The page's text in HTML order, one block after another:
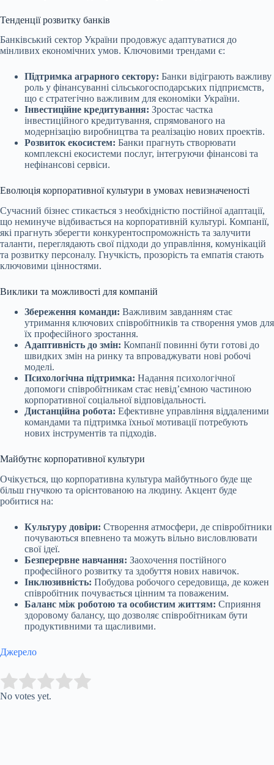
Тенденції розвитку банків
Банківський сектор України продовжує адаптуватися до
мінливих економічних умов. Ключовими трендами є:
Підтримка аграрного сектору: Банки відіграють важливу
роль у фінансуванні сільськогосподарських підприємств,
що є стратегічно важливим для економіки України.
Інвестиційне кредитування: Зростає частка
інвестиційного кредитування, спрямованого на
модернізацію виробництва та реалізацію нових проектів.
Розвиток екосистем: Банки прагнуть створювати
комплексні екосистеми послуг, інтегруючи фінансові та
нефінансові сервіси.
Еволюція корпоративної культури в умовах невизначеності
Сучасний бізнес стикається з необхідністю постійної адаптації,
що неминуче відбивається на корпоративній культурі. Компанії,
які прагнуть зберегти конкурентоспроможність та залучити
таланти, переглядають свої підходи до управління, комунікацій
та розвитку персоналу. Гнучкість, прозорість та емпатія стають
ключовими цінностями.
Виклики та можливості для компаній
Збереження команди: Важливим завданням стає
утримання ключових співробітників та створення умов для
їх професійного зростання.
Адаптивність до змін: Компанії повинні бути готові до
швидких змін на ринку та впроваджувати нові робочі
моделі.
Психологічна підтримка: Надання психологічної
допомоги співробітникам стає невід’ємною частиною
корпоративної соціальної відповідальності.
Дистанційна робота: Ефективне управління віддаленими
командами та підтримка їхньої мотивації потребують
нових інструментів та підходів.
Майбутнє корпоративної культури
Очікується, що корпоративна культура майбутнього буде ще
більш гнучкою та орієнтованою на людину. Акцент буде
робитися на:
Культуру довіри: Створення атмосфери, де співробітники
почуваються впевнено та можуть вільно висловлювати
свої ідеї.
Безперервне навчання: Заохочення постійного
професійного розвитку та здобуття нових навичок.
Інклюзивність: Побудова робочого середовища, де кожен
співробітник почувається цінним та поваженим.
Баланс між роботою та особистим життям: Сприяння
здоровому балансу, що дозволяє співробітникам бути
продуктивними та щасливими.
Джерело
Rate this item:
No votes yet.